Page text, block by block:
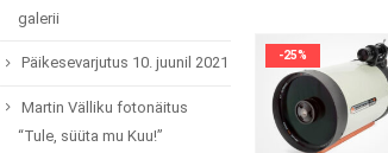
galerii
Päikesevarjutus 10. juunil 2021
Martin Välliku fotonäitus
“Tule, süüta mu Kuu!”
-25%